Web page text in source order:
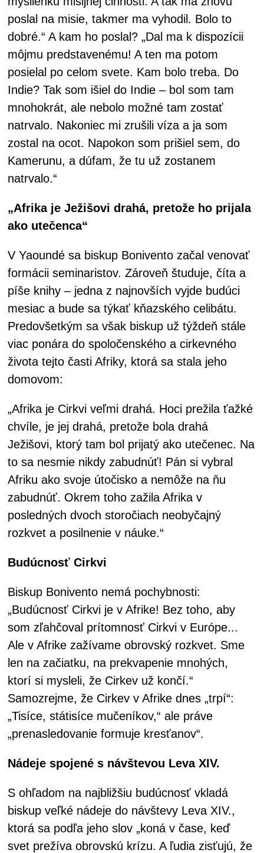
poslal na misie, takmer ma vyhodil. Bolo to
dobré.“ A kam ho poslal? „Dal ma k dispozícii
môjmu predstavenému! A ten ma potom
posielal po celom svete. Kam bolo treba. Do
Indie? Tak som išiel do Indie – bol som tam
mnohokrát, ale nebolo možné tam zostať
natrvalo. Nakoniec mi zrušili víza a ja som
zostal na ocot. Napokon som prišiel sem, do
Kamerunu, a dúfam, že tu už zostanem
natrvalo.“
„Afrika je Ježišovi drahá, pretože ho prijala
ako utečenca“
V Yaoundé sa biskup Bonivento začal venovať
formácii seminaristov. Zároveň študuje, číta a
píše knihy – jedna z najnovších vyjde budúci
mesiac a bude sa týkať kňazského celibátu.
Predovšetkým sa však biskup už týždeň stále
viac ponára do spoločenského a cirkevného
života tejto časti Afriky, ktorá sa stala jeho
domovom:
„Afrika je Cirkvi veľmi drahá. Hoci prežila ťažké
chvíle, je jej drahá, pretože bola drahá
Ježišovi, ktorý tam bol prijatý ako utečenec. Na
to sa nesmie nikdy zabudnúť! Pán si vybral
Afriku ako svoje útočisko a nemôže na ňu
zabudnúť. Okrem toho zažila Afrika v
posledných dvoch storočiach neobyčajný
rozkvet a posilnenie v náuke.“
Budúcnosť Cirkvi
Biskup Bonivento nemá pochybnosti:
„Budúcnosť Cirkvi je v Afrike! Bez toho, aby
som zľahčoval prítomnosť Cirkvi v Európe...
Ale v Afrike zažívame obrovský rozkvet. Sme
len na začiatku, na prekvapenie mnohých,
ktorí si mysleli, že Cirkev už končí.“
Samozrejme, že Cirkev v Afrike dnes „trpí“:
„Tisíce, státisíce mučeníkov,“ ale práve
„prenasledovanie formuje kresťanov“.
Nádeje spojené s návštevou Leva XIV.
S ohľadom na najbližšiu budúcnosť vkladá
biskup veľké nádeje do návštevy Leva XIV.,
ktorá sa podľa jeho slov „koná v čase, keď
svet prežíva obrovskú krízu. A ľudia zisťujú, že